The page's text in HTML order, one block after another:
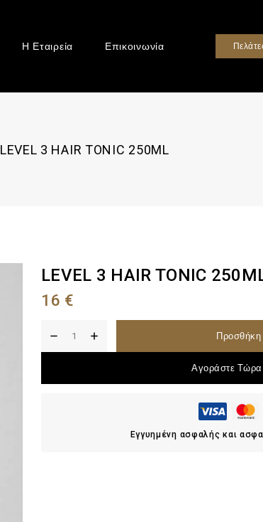
Η Εταιρεία Επικοινωνία
LEVEL 3 HAIR TONIC 250ML
LEVEL 3 HAIR TONIC
16 €
Προσθήκη
Αγοράστε Τώρα
Εγγυημένη ασφαλής και